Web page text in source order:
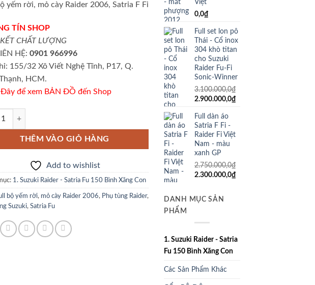
là:
tại
1.250.000,0₫.
yếm rời, mỏ cày Raider 2006, Satria F Fi
TÍN SHOP
CHẤT LƯỢNG
HỆ: 0901 966996
155/32 Xô Viết Nghệ Tĩnh, P17, Q.
HCM.
để xem BẢN ĐỒ đến Shop
yếm rời, mỏ cày Suzuki Raider 2006, Satria Fu số lượng
THÊM VÀO GIỎ HÀNG
Add to wishlist
1. Suzuki Raider - Satria Fu 150 Bình Xăng Con
bộ yếm rời, mỏ cày Raider 2006, Phụ tùng Raider,
Suzuki, Satria Fu
Việt
0,0₫
Full set lon pô
Thái - Cổ inox
304 khò titan
cho Suzuki
Raider Fu-Fi
Sonic-Winner
3.100.000,0₫
Giá
là:
3.100.000,0₫.
2.900.000,0₫
Full dàn áo
Satria F Fi -
Raider Fi Việt
Nam - màu
xanh GP
2.750.000,0₫
Giá
2.750.000,0₫.
2.300.000,0₫
DANH MỤC SẢN
PHẨM
1. Suzuki Raider - Satria
Fu 150 Bình Xăng Con
Các Sản Phẩm Khác